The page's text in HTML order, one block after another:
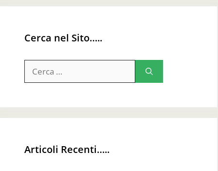
Cerca nel Sito…..
per:
Articoli Recenti…..